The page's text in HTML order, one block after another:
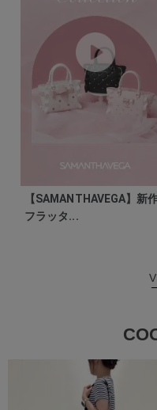
【SAMANTHAVEGA】新
フラッタ...